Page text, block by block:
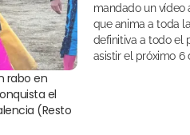
rabo en
el
(Resto
mandado un vídeo
que anima a toda
definitiva a todo el
asistir el próximo 6